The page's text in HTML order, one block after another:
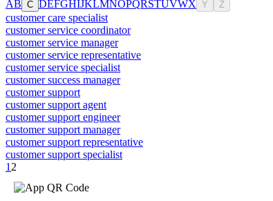
AB C DEFGHIJKLMNOPQRSTUVWX Y Z
customer care specialist
customer service coordinator
customer service manager
customer service representative
customer service specialist
customer success manager
customer support
customer support agent
customer support engineer
customer support manager
customer support representative
customer support specialist
1 2